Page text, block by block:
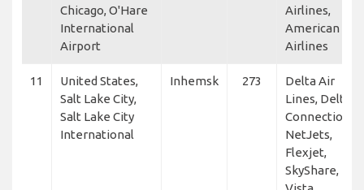
Chicago, O'Hare
International
Airport
Airlines,
American
Airlines
11
United States,
Salt Lake City,
Salt Lake City
International
Inhemsk 273
Delta Air
Lines, Delta
Connection,
NetJets,
Flexjet,
SkyShare,